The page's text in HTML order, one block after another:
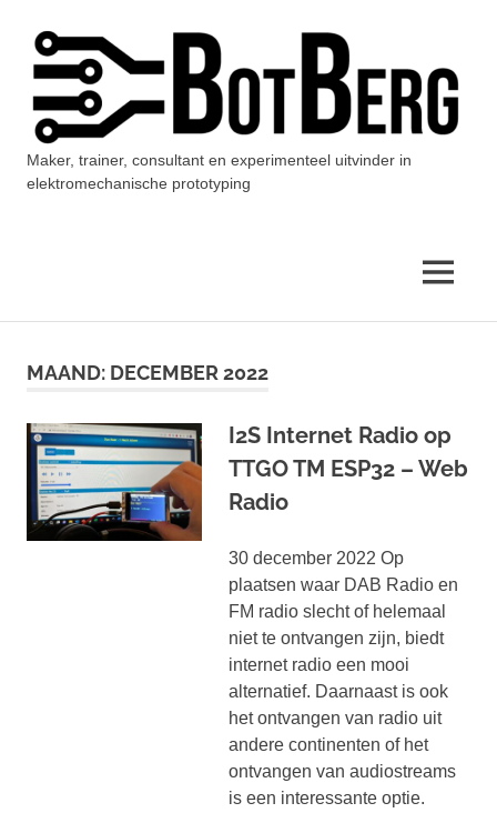
inhoud
BotBerg
Maker, trainer, consultant en experimenteel uitvinder in
elektromechanische prototyping
MENU
MAAND: DECEMBER 2022
I2S Internet Radio op
TTGO TM ESP32 – Web
Radio
30 december 2022 Op
plaatsen waar DAB Radio en
FM radio slecht of helemaal
niet te ontvangen zijn, biedt
internet radio een mooi
alternatief. Daarnaast is ook
het ontvangen van radio uit
andere continenten of het
ontvangen van audiostreams
is een interessante optie.